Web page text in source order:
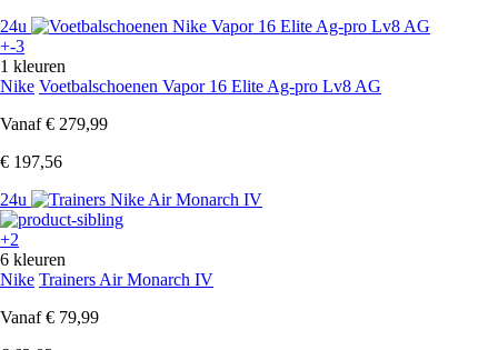
24u
+-3
1 kleuren
Nike Voetbalschoenen Vapor 16 Elite Ag-pro Lv8 AG
Vanaf € 279,99
€ 197,56
24u
+2
6 kleuren
Nike Trainers Air Monarch IV
Vanaf € 79,99